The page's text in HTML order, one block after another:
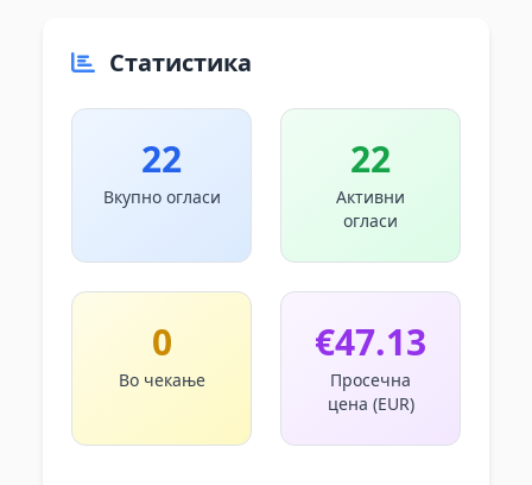
Статистика
22
Вкупно огласи
22
Активни
огласи
0
Во чекање
€47.13
Просечна
цена (EUR)